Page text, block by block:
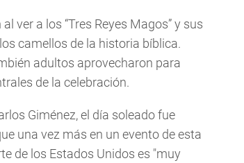
ver a los “Tres Reyes Magos” y sus
camellos de la historia bíblica.
adultos aprovecharon para
de la celebración.
Giménez, el día soleado fue
una vez más en un evento de esta
de los Estados Unidos es "muy